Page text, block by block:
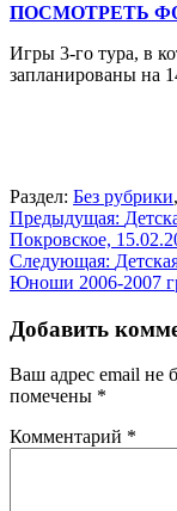
ПОСМОТРЕТЬ
Игры 3-го тура, в
запланированы на
Раздел: Без рубрики,
Навигация
по
записям
Предыдущая:
Покровское,
Следующая:
Юноши 2006-2007
Добавить
Ваш адрес email не
помечены *
Комментарий *